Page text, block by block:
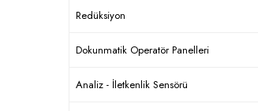
Redüksiyon
Dokunmatik Operatör Panelleri
Analiz - İletkenlik Sensörü